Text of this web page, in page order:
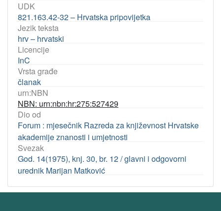
UDK
821.163.42-32 – Hrvatska pripovijetka
Jezik teksta
hrv – hrvatski
Licencije
InC
Vrsta građe
članak
urn:NBN
NBN: urn:nbn:hr:275:527429
Dio od
Forum : mjesečnik Razreda za književnost Hrvatske
akademije znanosti i umjetnosti
Svezak
God. 14(1975), knj. 30, br. 12 / glavni i odgovorni
urednik Marijan Matković